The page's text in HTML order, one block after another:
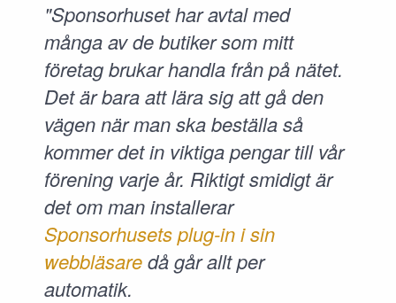
"Sponsorhuset har avtal med
många av de butiker som mitt
företag brukar handla från på nätet.
Det är bara att lära sig att gå den
vägen när man ska beställa så
kommer det in viktiga pengar till vår
förening varje år. Riktigt smidigt är
det om man installerar
Sponsorhusets plug-in i sin
webbläsaredå går allt per
automatik.